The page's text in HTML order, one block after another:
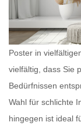
Poster in
vielfältig, dass Sie
Bedürfnissen
Wahl für schlichte
hingegen ist ideal